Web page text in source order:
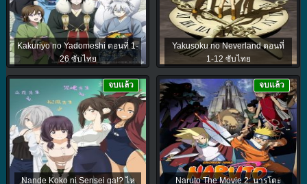
Kakuriyo no Yadomeshi ตอนที่ 1-
26 ซับไทย
Yakusoku no Neverland ตอนที่
1-12 ซับไทย
Nande Koko ni Sensei ga!? ไห
จบแล้ว
Naruto The Movie 2: นารูโตะ
จบแล้ว